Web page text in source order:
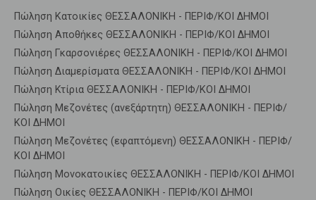
Πώληση Κατοικίες ΘΕΣΣΑΛΟΝΙΚΗ - ΠΕΡΙΦ/ΚΟΙ ΔΗΜΟΙ
Πώληση Αποθήκες ΘΕΣΣΑΛΟΝΙΚΗ - ΠΕΡΙΦ/ΚΟΙ ΔΗΜΟΙ
Πώληση Γκαρσονιέρες ΘΕΣΣΑΛΟΝΙΚΗ - ΠΕΡΙΦ/ΚΟΙ ΔΗΜΟΙ
Πώληση Διαμερίσματα ΘΕΣΣΑΛΟΝΙΚΗ - ΠΕΡΙΦ/ΚΟΙ ΔΗΜΟΙ
Πώληση Κτίρια ΘΕΣΣΑΛΟΝΙΚΗ - ΠΕΡΙΦ/ΚΟΙ ΔΗΜΟΙ
Πώληση Μεζονέτες (ανεξάρτητη) ΘΕΣΣΑΛΟΝΙΚΗ - ΠΕΡΙΦ/
ΚΟΙ ΔΗΜΟΙ
Πώληση Μεζονέτες (εφαπτόμενη) ΘΕΣΣΑΛΟΝΙΚΗ - ΠΕΡΙΦ/
ΚΟΙ ΔΗΜΟΙ
Πώληση Μονοκατοικίες ΘΕΣΣΑΛΟΝΙΚΗ - ΠΕΡΙΦ/ΚΟΙ ΔΗΜΟΙ
Πώληση Οικίες ΘΕΣΣΑΛΟΝΙΚΗ - ΠΕΡΙΦ/ΚΟΙ ΔΗΜΟΙ